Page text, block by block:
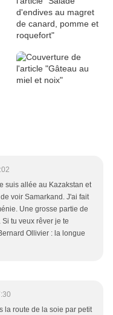
suis allée au Kazakstan et
voir Samarkand. J'ai fait
Une grosse partie de
tu veux rêver je te
Ollivier : la longue
la route de la soie par petit